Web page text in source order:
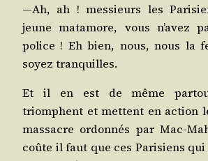
—Ah, ah ! mes­sieurs les
jeune mata­more, vous n’a­vez
police ! Eh bien, nous, nous la
soyez tranquilles.
Et il en est de même
triomphent et mettent en action
mas­sacre ordon­nés par Mac-
coûte il faut que ces Pari­siens